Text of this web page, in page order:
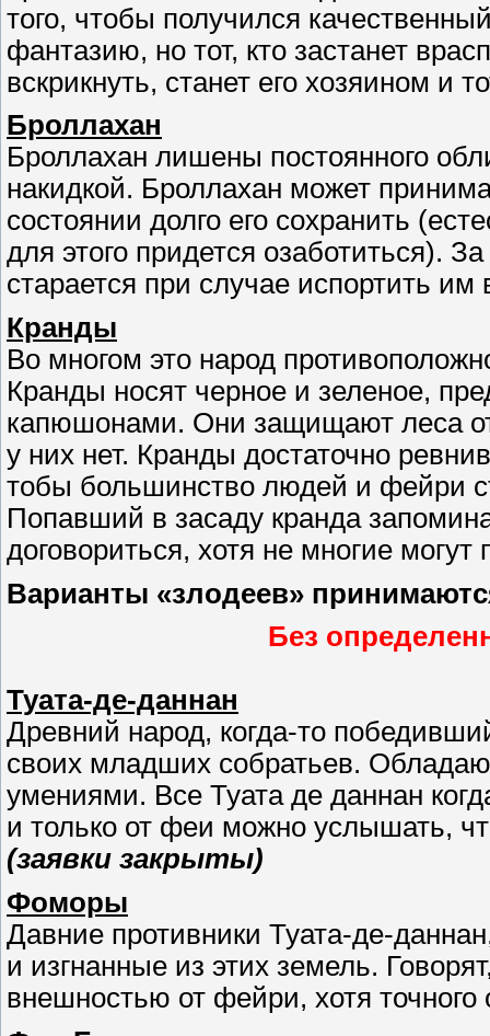
того, чтобы получился
фантазию, но тот, кто застанет
вскрикнуть, станет его хозяином и
Броллахан
Броллахан лишены постоянного
накидкой. Броллахан может
состоянии долго его сохранить
для этого придется озаботиться).
старается при случае испортить им
Кранды
Во многом это народ
Кранды носят черное и зеленое,
капюшонами. Они защищают леса
у них нет. Кранды достаточно
тобы большинство людей и фейри
Попавший в засаду кранда
договориться, хотя не многие
Варианты «злодеев»
Без
Туата-де-даннан
Древний народ, когда-то
своих младших собратьев.
умениями. Все Туата де даннан
и только от феи можно услышать,
(заявки закрыты)
Фоморы
Давние противники Туата-де-
и изгнанные из этих земель.
внешностью от фейри, хотя точного